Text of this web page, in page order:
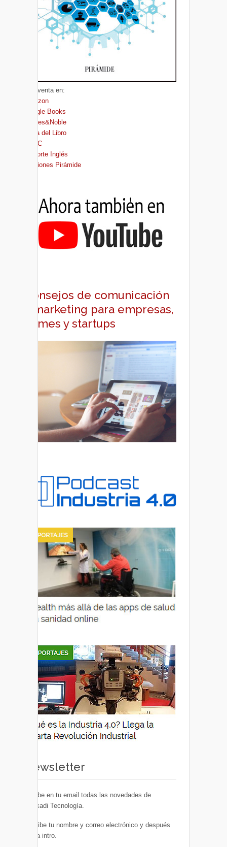
A la venta en:
Amazon
Google Books
Barnes&Noble
Casa del Libro
FNAC
El Corte Inglés
Ediciones Pirámide
Consejos de comunicación
y marketing para empresas,
pymes y startups
Newsletter
Recibe en tu email todas las novedades de
Euskadi Tecnología.
Escribe tu nombre y correo electrónico y después
pulsa intro.